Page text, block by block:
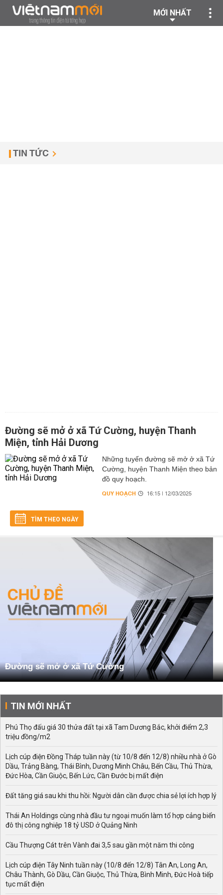
MỚI NHẤT
TIN TỨC
Đường sẽ mở ở xã Tứ Cường, huyện Thanh
Miện, tỉnh Hải Dương
Những tuyến đường sẽ mở ở xã Tứ
Cường, huyện Thanh Miện theo bản
đồ quy hoạch.
QUY HOẠCH 16:15 | 12/03/2025
TÌM THEO NGÀY
Đường sẽ mở ở xã Tứ Cường
TIN MỚI NHẤT
Phú Thọ đấu giá 30 thửa đất tại xã Tam Dương Bắc, khởi điểm 2,3
triệu đồng/m2
Lịch cúp điện Đồng Tháp tuần này (từ 10/8 đến 12/8) nhiều nhà ở Gò
Dầu, Trảng Bàng, Thái Bình, Dương Minh Châu, Bến Cầu, Thủ Thừa,
Đức Hòa, Cần Giuộc, Bến Lức, Cần Đước bị mất điện
Đất tăng giá sau khi thu hồi: Người dân cần được chia sẻ lợi ích hợp lý
Thái An Holdings cùng nhà đầu tư ngoại muốn làm tổ hợp cảng biển
đô thị công nghiệp 18 tỷ USD ở Quảng Ninh
Cầu Thượng Cát trên Vành đai 3,5 sau gần một năm thi công
Lịch cúp điện Tây Ninh tuần này (10/8 đến 12/8) Tân An, Long An,
Châu Thành, Gò Dầu, Cần Giuộc, Thủ Thừa, Bình Minh, Đức Hoà tiếp
tục mất điện